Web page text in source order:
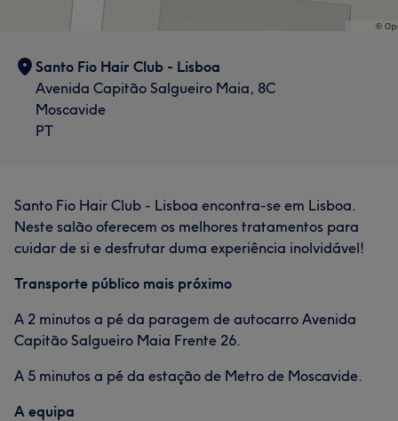
Santo Fio Hair Club - Lisboa
Avenida Capitão Salgueiro Maia, 8C
Moscavide
PT
Santo Fio Hair Club - Lisboa encontra-se em Lisboa.
Neste salão oferecem os melhores tratamentos para
cuidar de si e desfrutar duma experiência inolvidável!
Transporte público mais próximo
A 2 minutos a pé da paragem de autocarro Avenida
Capitão Salgueiro Maia Frente 26.
A 5 minutos a pé da estação de Metro de Moscavide.
A equipa